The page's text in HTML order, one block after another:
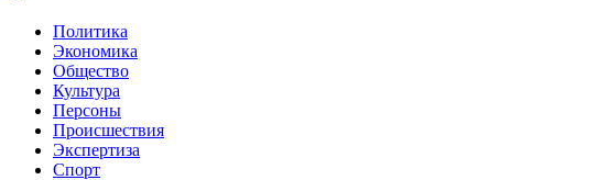
Политика
Экономика
Общество
Культура
Персоны
Происшествия
Экспертиза
Спорт